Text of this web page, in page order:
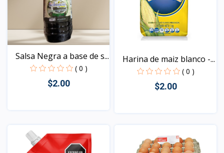
Salsa Negra a base de s...
( 0 )
$2.00
Harina de maiz blanco -...
( 0 )
$2.00